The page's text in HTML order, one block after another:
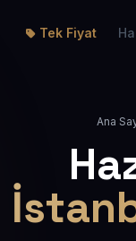
Tek Fiyat
Ana